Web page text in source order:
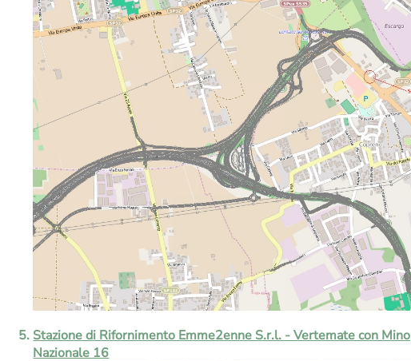
Stazione di Rifornimento Emme2enne S.r.l. - Vertemate con
Nazionale 16